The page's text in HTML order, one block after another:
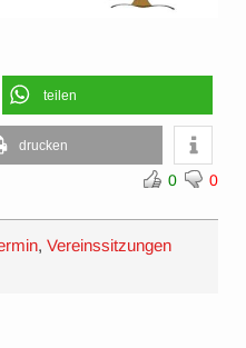
teilen
drucken
0 0
,Vereinssitzungen